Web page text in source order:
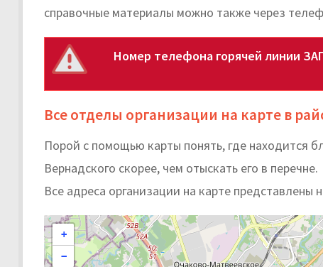
справочные материалы можно также через
Номер телефона горячей линии
Все отделы организации на карте в
Порой с помощью карты понять, где находится
Вернадского скорее, чем отыскать его в перечне.
Все адреса организации на карте представлены
+
−